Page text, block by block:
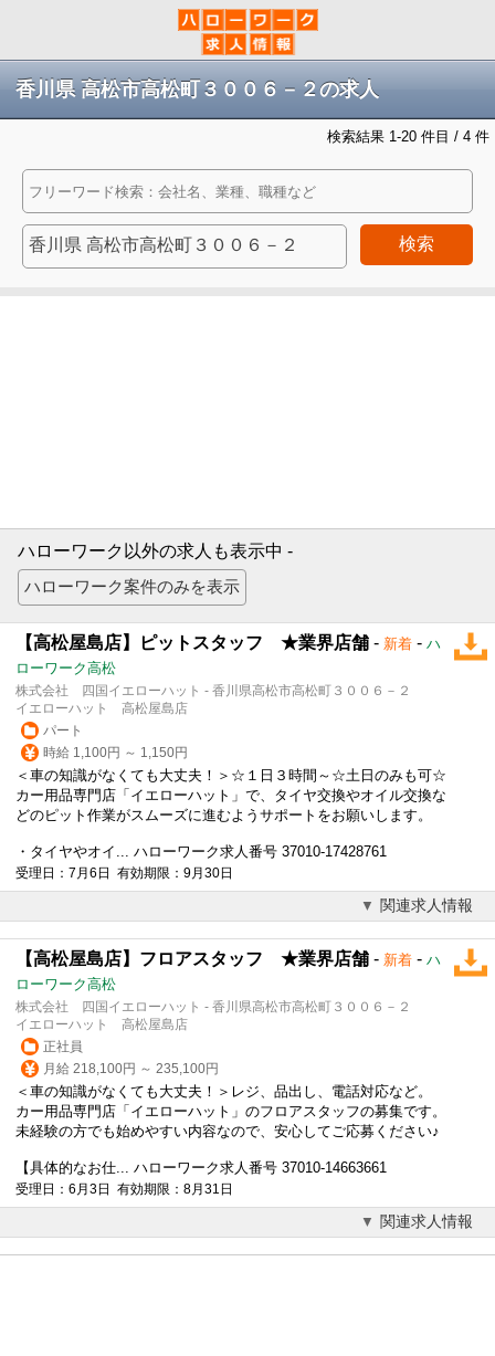
香川県 高松市高松町３００６－２の求人
検索結果 1-20 件目 / 4 件
検索
ハローワーク以外の求人も表示中 -
【高松屋島店】ピットスタッフ ★業界店舗 - 新着 - ハ
ローワーク高松
株式会社 四国イエローハット - 香川県高松市高松町３００６－２
イエローハット 高松屋島店
パート
時給 1,100円 ～ 1,150円
＜車の知識がなくても大丈夫！＞☆１日３時間～☆土日のみも可☆
カー用品専門店「イエローハット」で、タイヤ交換やオイル交換な
どのピット作業がスムーズに進むようサポートをお願いします。
・タイヤやオイ... ハローワーク求人番号 37010-17428761
受理日：7月6日 有効期限：9月30日
関連求人情報
【高松屋島店】フロアスタッフ ★業界店舗 - 新着 - ハ
ローワーク高松
株式会社 四国イエローハット - 香川県高松市高松町３００６－２
イエローハット 高松屋島店
正社員
月給 218,100円 ～ 235,100円
＜車の知識がなくても大丈夫！＞レジ、品出し、電話対応など。
カー用品専門店「イエローハット」のフロアスタッフの募集です。
未経験の方でも始めやすい内容なので、安心してご応募ください♪
【具体的なお仕... ハローワーク求人番号 37010-14663661
受理日：6月3日 有効期限：8月31日
関連求人情報